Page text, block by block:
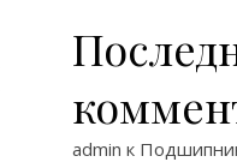
admin к